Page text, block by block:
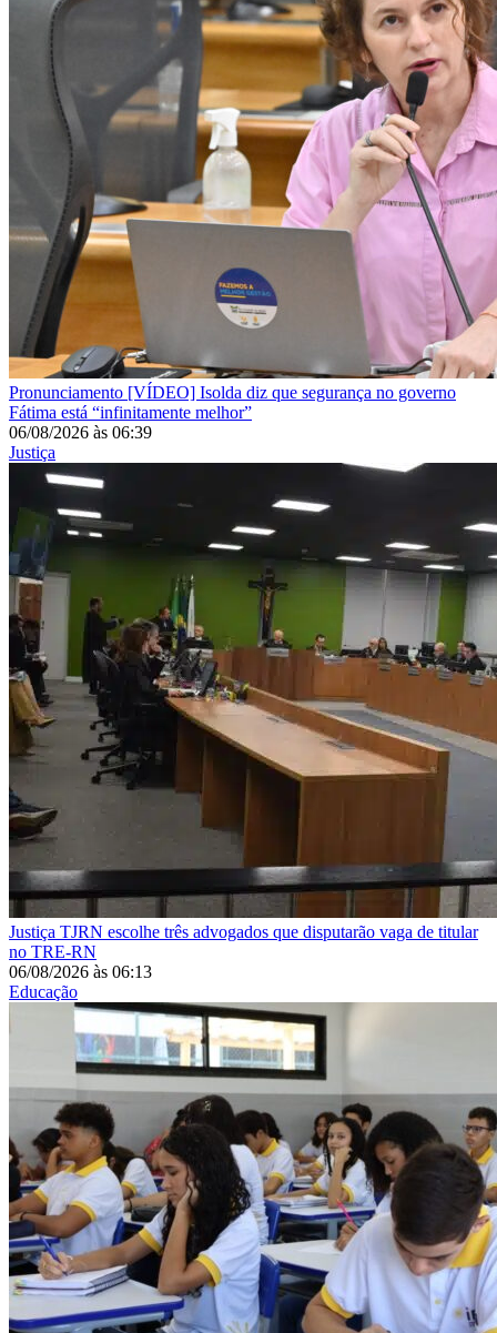
Pronunciamento [VÍDEO] Isolda diz que segurança no governo
Fátima está “infinitamente melhor”
06/08/2026 às 06:39
Justiça
Justiça TJRN escolhe três advogados que disputarão vaga de titular
no TRE-RN
06/08/2026 às 06:13
Educação